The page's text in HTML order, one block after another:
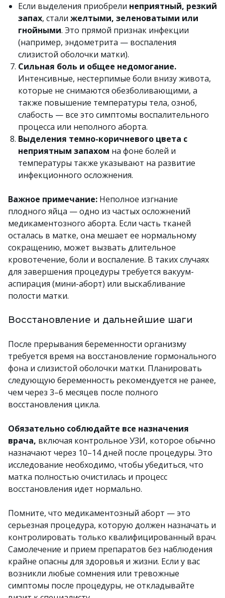
Если выделения приобрели неприятный, резкий
запах, стали желтыми, зеленоватыми или
гнойными. Это прямой признак инфекции
(например, эндометрита — воспаления
слизистой оболочки матки).
Сильная боль и общее недомогание.
Интенсивные, нестерпимые боли внизу живота,
которые не снимаются обезболивающими, а
также повышение температуры тела, озноб,
слабость — все это симптомы воспалительного
процесса или неполного аборта.
Выделения темно-коричневого цвета с
неприятным запахом на фоне болей и
температуры также указывают на развитие
инфекционного осложнения.
Важное примечание: Неполное изгнание
плодного яйца — одно из частых осложнений
медикаментозного аборта. Если часть тканей
осталась в матке, она мешает ее нормальному
сокращению, может вызвать длительное
кровотечение, боли и воспаление. В таких случаях
для завершения процедуры требуется вакуум-
аспирация (мини-аборт) или выскабливание
полости матки.
Восстановление и дальнейшие шаги
После прерывания беременности организму
требуется время на восстановление гормонального
фона и слизистой оболочки матки. Планировать
следующую беременность рекомендуется не ранее,
чем через 3–6 месяцев после полного
восстановления цикла.
Обязательно соблюдайте все назначения
врача, включая контрольное УЗИ, которое обычно
назначают через 10–14 дней после процедуры. Это
исследование необходимо, чтобы убедиться, что
матка полностью очистилась и процесс
восстановления идет нормально.
Помните, что медикаментозный аборт — это
серьезная процедура, которую должен назначать и
контролировать только квалифицированный врач.
Самолечение и прием препаратов без наблюдения
крайне опасны для здоровья и жизни. Если у вас
возникли любые сомнения или тревожные
симптомы после процедуры, не откладывайте